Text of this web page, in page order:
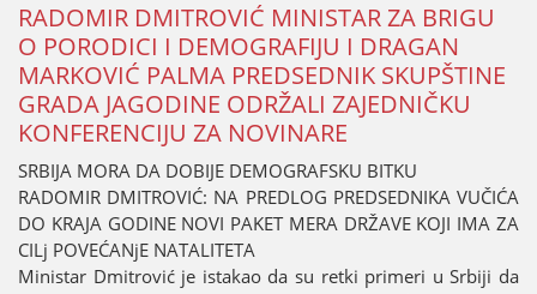
RADOMIR DMITROVIĆ MINISTAR ZA BRIGU
O PORODICI I DEMOGRAFIЈU I DRAGAN
MARKOVIĆ PALMA PREDSEDNIK SKUPŠTINE
GRADA ЈAGODINE ODRŽALI ZAЈEDNIČKU
KONFERENCIЈU ZA NOVINARE
SRBIЈA MORA DA DOBIЈE DEMOGRAFSKU BITKU
RADOMIR DMITROVIĆ: NA PREDLOG PREDSEDNIKA VUČIĆA
DO KRAЈA GODINE NOVI PAKET MERA DRŽAVE KOЈI IMA ZA
CILj POVEĆANjE NATALITETA
Ministar Dmitrović јe istakao da su retki primeri u Srbiјi da